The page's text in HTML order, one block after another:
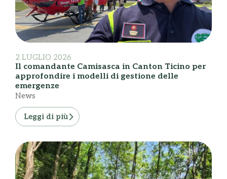
2 LUGLIO 2026
Il comandante Camisasca in Canton Ticino per
approfondire i modelli di gestione delle
emergenze
News
Leggi di più